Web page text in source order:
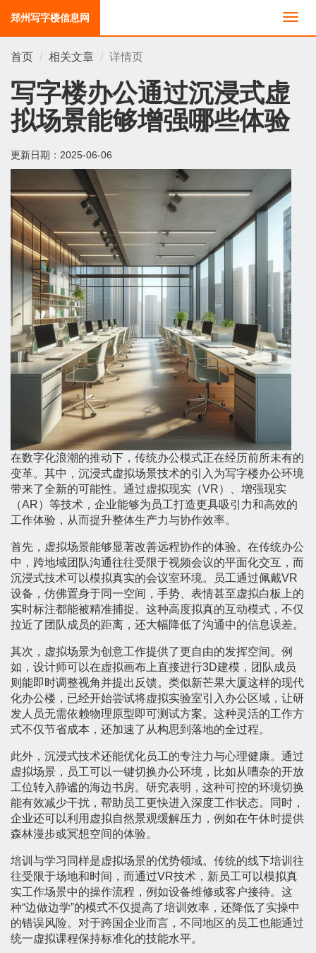
切
换
郑州写字楼信息网
首页 相关文章 详情页
写字楼办公通过沉浸式虚
拟场景能够增强哪些体验
更新日期： 2025-06-06
在数字化浪潮的推动下，传统办公模式正在经历前所未有的
变革。其中，沉浸式虚拟场景技术的引入为写字楼办公环境
带来了全新的可能性。通过虚拟现实（VR）、增强现实
（AR）等技术，企业能够为员工打造更具吸引力和高效的
工作体验，从而提升整体生产力与协作效率。
首先，虚拟场景能够显著改善远程协作的体验。在传统办公
中，跨地域团队沟通往往受限于视频会议的平面化交互，而
沉浸式技术可以模拟真实的会议室环境。员工通过佩戴VR
设备，仿佛置身于同一空间，手势、表情甚至虚拟白板上的
实时标注都能被精准捕捉。这种高度拟真的互动模式，不仅
拉近了团队成员的距离，还大幅降低了沟通中的信息误差。
其次，虚拟场景为创意工作提供了更自由的发挥空间。例
如，设计师可以在虚拟画布上直接进行3D建模，团队成员
则能即时调整视角并提出反馈。类似新芒果大厦这样的现代
化办公楼，已经开始尝试将虚拟实验室引入办公区域，让研
发人员无需依赖物理原型即可测试方案。这种灵活的工作方
式不仅节省成本，还加速了从构思到落地的全过程。
此外，沉浸式技术还能优化员工的专注力与心理健康。通过
虚拟场景，员工可以一键切换办公环境，比如从嘈杂的开放
工位转入静谧的海边书房。研究表明，这种可控的环境切换
能有效减少干扰，帮助员工更快进入深度工作状态。同时，
企业还可以利用虚拟自然景观缓解压力，例如在午休时提供
森林漫步或冥想空间的体验。
培训与学习同样是虚拟场景的优势领域。传统的线下培训往
往受限于场地和时间，而通过VR技术，新员工可以模拟真
实工作场景中的操作流程，例如设备维修或客户接待。这
种“边做边学”的模式不仅提高了培训效率，还降低了实操中
的错误风险。对于跨国企业而言，不同地区的员工也能通过
统一虚拟课程保持标准化的技能水平。